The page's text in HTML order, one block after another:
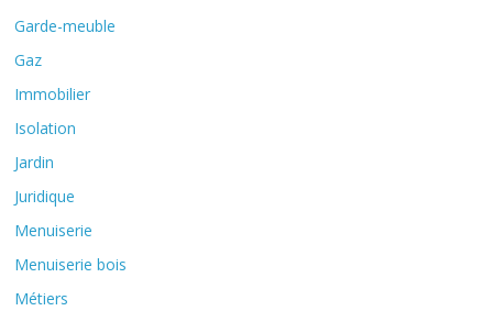
Garde-meuble
Gaz
Immobilier
Isolation
Jardin
Juridique
Menuiserie
Menuiserie bois
Métiers